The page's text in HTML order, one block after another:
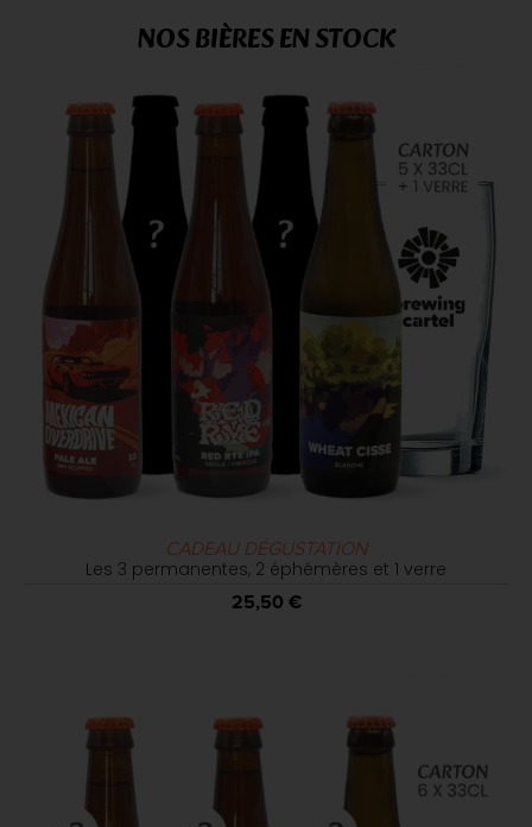
NOS BIÈRES EN STOCK
CADEAU DÉGUSTATION
Les 3 permanentes, 2 éphémères et 1 verre
25,50 €